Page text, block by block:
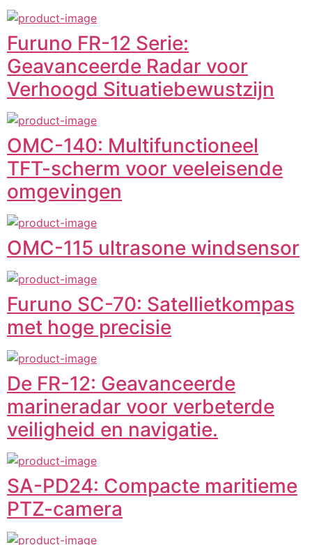
Furuno FR-12 Serie:
Geavanceerde Radar voor
Verhoogd Situatiebewustzijn
OMC-140: Multifunctioneel
TFT-scherm voor veeleisende
omgevingen
OMC-115 ultrasone windsensor
Furuno SC-70: Satellietkompas
met hoge precisie
De FR-12: Geavanceerde
marineradar voor verbeterde
veiligheid en navigatie.
SA-PD24: Compacte maritieme
PTZ-camera